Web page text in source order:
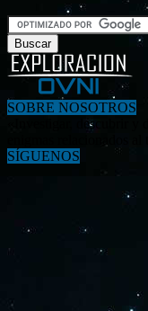
SOBRE NOSOTROS
«Investigar, descubrir y
enigmas relacionados
SÍGUENOS